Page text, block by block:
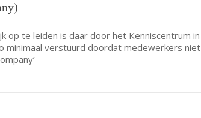
op te leiden is daar door het Kenniscentrum in
verstuurd doordat medewerkers niet